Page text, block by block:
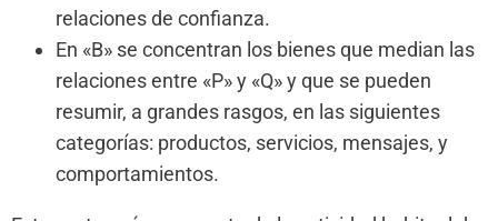
relaciones de confianza.
En «B» se concentran los bienes que median las
relaciones entre «P» y «Q» y que se pueden
resumir, a grandes rasgos, en las siguientes
categorías: productos, servicios, mensajes, y
comportamientos.